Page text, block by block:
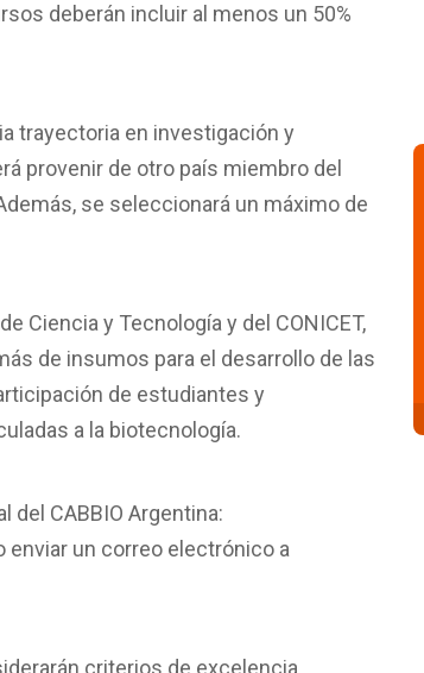
deberán incluir al menos un 50%
trayectoria en investigación y
provenir de otro país miembro del
se seleccionará un máximo de
Ciencia y Tecnología y del CONICET,
de insumos para el desarrollo de las
de estudiantes y
a la biotecnología.
CABBIO Argentina:
un correo electrónico a
criterios de excelencia